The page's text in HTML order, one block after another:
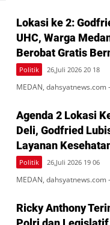
Lokasi ke 2:
UHC, Warga
Berobat Gratis
Politik 26,Juli 2026 20 18
MEDAN,
Agenda 2 Lokasi
Deli, Godfried
Layanan
Politik 26,Juli 2026 19 06
MEDAN,
Ricky Anthony